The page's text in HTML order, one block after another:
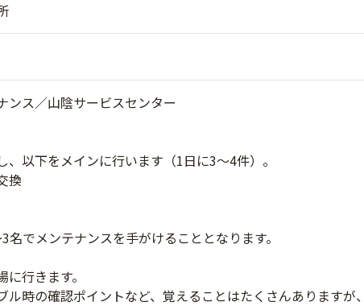
ンス／山陰サービスセンター
以下をメインに行います（1日に3～4件）。
換
でメンテナンスを手がけることとなります。
行きます。
時の確認ポイントなど、覚えることはたくさんありますが、